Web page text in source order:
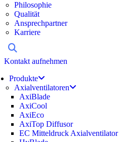
Philosophie
Qualität
Ansprechpartner
Karriere
Kontakt aufnehmen
Produkte
Axialventilatoren
AxiBlade
AxiCool
AxiEco
AxiTop Diffusor
EC Mitteldruck Axialventilator